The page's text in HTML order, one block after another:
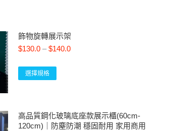
飾物旋轉展示架
$130.0 – $140.0
選擇規格
高品質鋼化玻璃底座款展示櫃(60cm-
120cm)｜防塵防潮 穩固耐用 家用商用